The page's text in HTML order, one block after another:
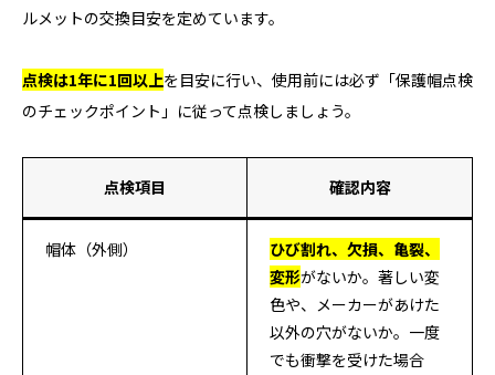
ルメットの交換目安を定めています。
点検は1年に1回以上を目安に行い、使用前には必ず「保護帽点検
のチェックポイント」に従って点検しましょう。
点検項目 確認内容
帽体（外側）
ひび割れ、欠損、亀裂、
変形がないか。著しい変
色や、メーカーがあけた
以外の穴がないか。一度
でも衝撃を受けた場合